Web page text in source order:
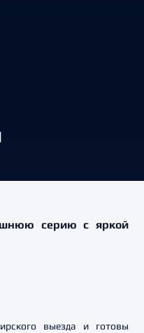
серию с яркой
выезда и готовы